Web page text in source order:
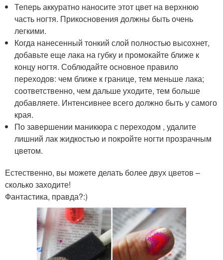
Теперь аккуратно наносите этот цвет на верхнюю
часть ногтя. Прикосновения должны быть очень
легкими.
Когда нанесенный тонкий слой полностью высохнет,
добавьте еще лака на губку и промокайте ближе к
концу ногтя. Соблюдайте основное правило
переходов: чем ближе к границе, тем меньше лака;
соответственно, чем дальше уходите, тем больше
добавляете. Интенсивнее всего должно быть у самого
края.
По завершении маникюра с переходом , удалите
лишний лак жидкостью и покройте ногти прозрачным
цветом.
Естественно, вы можете делать более двух цветов –
сколько заходите!
Фантастика, правда?:)